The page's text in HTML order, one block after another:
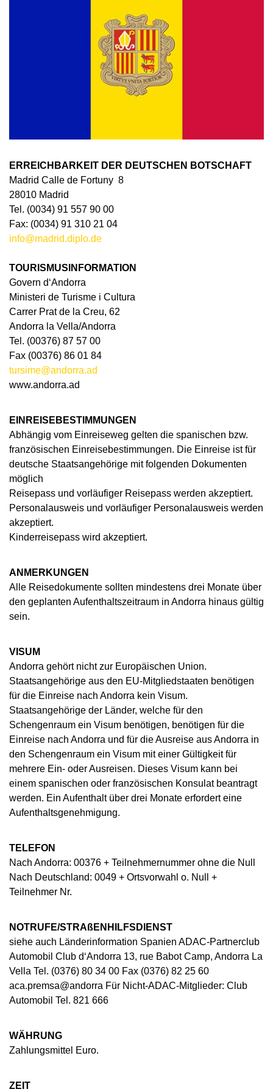
ERREICHBARKEIT DER DEUTSCHEN BOTSCHAFT
Madrid Calle de Fortuny 8
28010 Madrid
Tel. (0034) 91 557 90 00
Fax: (0034) 91 310 21 04
info@madrid.diplo.de
TOURISMUSINFORMATION
Govern d‘Andorra
Ministeri de Turisme i Cultura
Carrer Prat de la Creu, 62
Andorra la Vella/Andorra
Tel. (00376) 87 57 00
Fax (00376) 86 01 84
tursime@andorra.ad
www.andorra.ad
EINREISEBESTIMMUNGEN
Abhängig vom Einreiseweg gelten die spanischen bzw.
französischen Einreisebestimmungen. Die Einreise ist für
deutsche Staatsangehörige mit folgenden Dokumenten
möglich
Reisepass und vorläufiger Reisepass werden akzeptiert.
Personalausweis und vorläufiger Personalausweis werden
akzeptiert.
Kinderreisepass wird akzeptiert.
ANMERKUNGEN
Alle Reisedokumente sollten mindestens drei Monate über
den geplanten Aufenthaltszeitraum in Andorra hinaus gültig
sein.
VISUM
Andorra gehört nicht zur Europäischen Union.
Staatsangehörige aus den EU-Mitgliedstaaten benötigen
für die Einreise nach Andorra kein Visum.
Staatsangehörige der Länder, welche für den
Schengenraum ein Visum benötigen, benötigen für die
Einreise nach Andorra und für die Ausreise aus Andorra in
den Schengenraum ein Visum mit einer Gültigkeit für
mehrere Ein- oder Ausreisen. Dieses Visum kann bei
einem spanischen oder französischen Konsulat beantragt
werden. Ein Aufenthalt über drei Monate erfordert eine
Aufenthaltsgenehmigung.
TELEFON
Nach Andorra: 00376 + Teilnehmernummer ohne die Null
Nach Deutschland: 0049 + Ortsvorwahl o. Null +
Teilnehmer Nr.
NOTRUFE/STRAßENHILFSDIENST
siehe auch Länderinformation Spanien ADAC-Partnerclub
Automobil Club d‘Andorra 13, rue Babot Camp, Andorra La
Vella Tel. (0376) 80 34 00 Fax (0376) 82 25 60
aca.premsa@andorra Für Nicht-ADAC-Mitglieder: Club
Automobil Tel. 821 666
WÄHRUNG
Zahlungsmittel Euro.
ZEIT